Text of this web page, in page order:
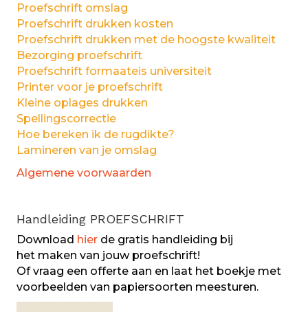
Proefschrift omslag
Proefschrift drukken kosten
Proefschrift drukken met de hoogste kwaliteit
Bezorging proefschrift
Proefschrift formaateis universiteit
Printer voor je proefschrift
Kleine oplages drukken
Spellingscorrectie
Hoe bereken ik de rugdikte?
Lamineren van je omslag
Algemene voorwaarden
Handleiding PROEFSCHRIFT
Download hier de gratis handleiding bij
het maken van jouw proefschrift!
Of vraag een offerte aan en laat het boekje met
voorbeelden van papiersoorten meesturen.